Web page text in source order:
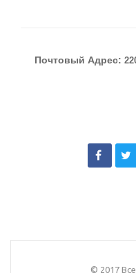
Почтовый Адрес:
© 2017